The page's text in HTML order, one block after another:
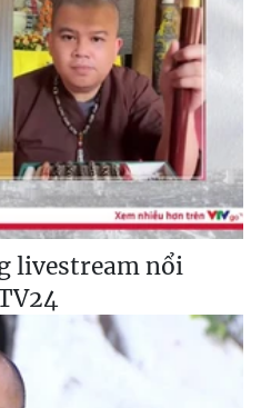
livestream nổi